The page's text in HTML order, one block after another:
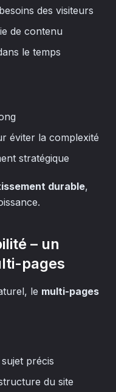
des visiteurs
de contenu
le temps
éviter la complexité
stratégique
durable,
– un
pages
le multi-pages
précis
du site